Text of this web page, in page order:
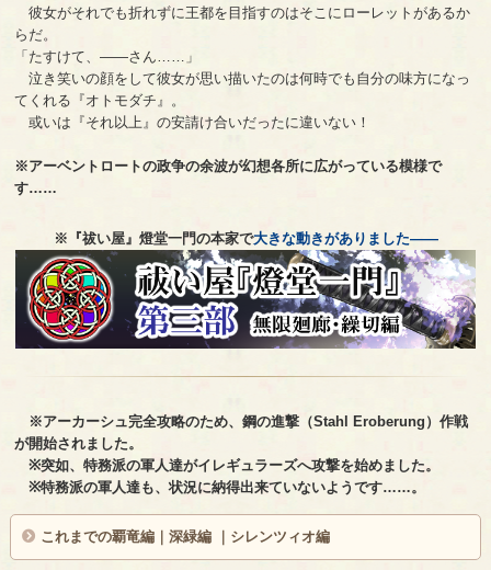
彼女がそれでも折れずに王都を目指すのはそこにローレットがあるか
らだ。
「たすけて、――さん……」
泣き笑いの顔をして彼女が思い描いたのは何時でも自分の味方になっ
てくれる『オトモダチ』。
或いは『それ以上』の安請け合いだったに違いない！
※アーベントロートの政争の余波が幻想各所に広がっている模様で
す……
※『祓い屋』燈堂一門の本家で大きな動きがありました――
※アーカーシュ完全攻略のため、鋼の進撃（Stahl Eroberung）作戦
が開始されました。
※突如、特務派の軍人達がイレギュラーズへ攻撃を始めました。
※特務派の軍人達も、状況に納得出来ていないようです……。
これまでの覇竜編 ｜深緑編 ｜ シレンツィオ編